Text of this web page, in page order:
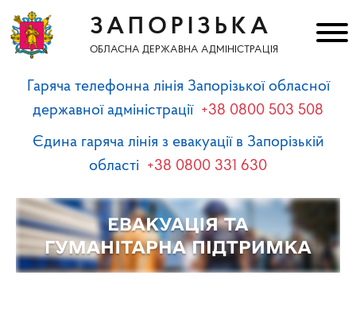
ЗАПОРІЗЬКА
ОБЛАСНА ДЕРЖАВНА АДМІНІСТРАЦІЯ
Гаряча телефонна лінія Запорізької обласної
державної адміністрації +38 0800 503 508
Єдина гаряча лінія з евакуації в Запорізькій
області +38 0800 331 630